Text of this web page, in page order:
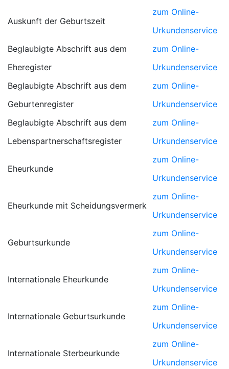
Auskunft der Geburtszeit
zum Online-
Urkundenservice
Beglaubigte Abschrift aus dem
Eheregister
zum Online-
Urkundenservice
Beglaubigte Abschrift aus dem
Geburtenregister
zum Online-
Urkundenservice
Beglaubigte Abschrift aus dem
Lebenspartnerschaftsregister
zum Online-
Urkundenservice
Eheurkunde
zum Online-
Urkundenservice
Eheurkunde mit Scheidungsvermerk
zum Online-
Urkundenservice
Geburtsurkunde
zum Online-
Urkundenservice
Internationale Eheurkunde
zum Online-
Urkundenservice
Internationale Geburtsurkunde
zum Online-
Urkundenservice
Internationale Sterbeurkunde
zum Online-
Urkundenservice